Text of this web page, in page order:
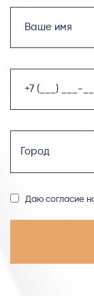
Даю согласие